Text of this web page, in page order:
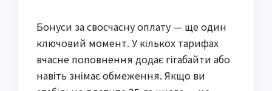
Бонуси за своєчасну оплату — ще один
ключовий момент. У кількох тарифах
вчасне поповнення додає гігабайти або
навіть знімає обмеження. Якщо ви